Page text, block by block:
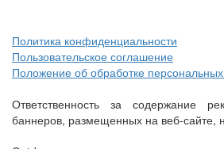
Политика конфиденциальности
Пользовательское соглашение
Положение об обработке
Ответственность за содержание
баннеров, размещенных на веб-сайте,